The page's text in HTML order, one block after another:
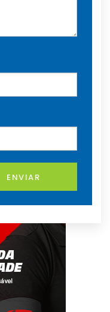
ENVIAR